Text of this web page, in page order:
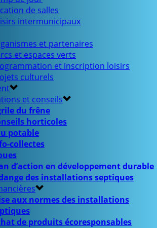
de salles
intermunicipaux
et partenaires
et espaces verts
et inscription loisirs
culturels
et conseils
du frêne
horticoles
potable
collectes
d’action en développement durable
des installations septiques
aux normes des installations
de produits écoresponsables